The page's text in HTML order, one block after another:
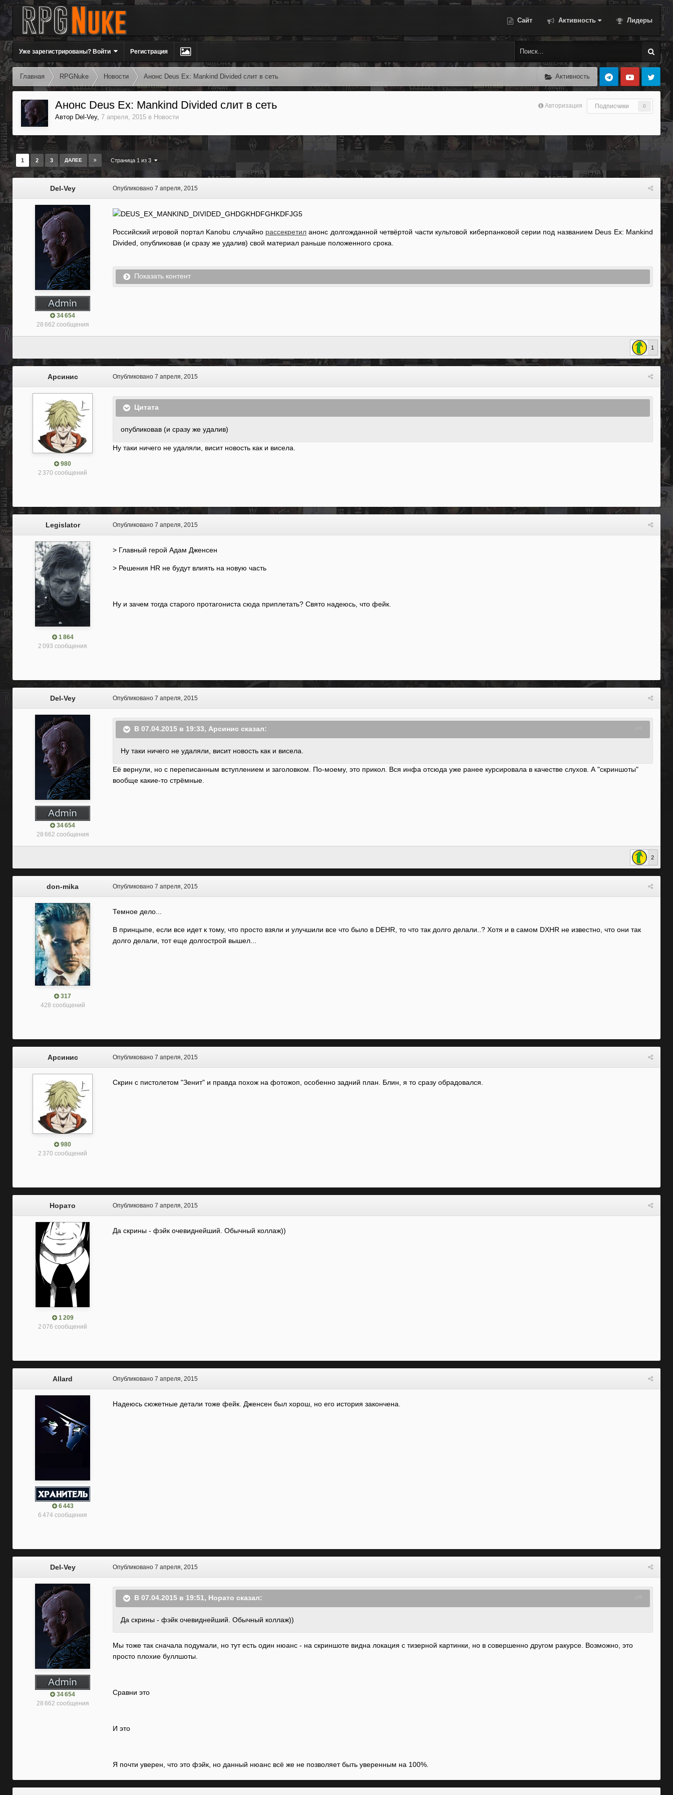
Сайт Активность Лидеры
Уже зарегистрированы? Войти Регистрация
Активность
Главная RPGNuke Новости Анонс Deus Ex: Mankind Divided слит в сеть
Авторизация Подписчики 0
Анонс Deus Ex: Mankind Divided слит в сеть
Автор Del-Vey, 7 апреля, 2015 в Новости
1 2 3 ДАЛЕЕ Страница 1 из 3
Del-Vey
34 654
28 662 сообщения
Опубликовано 7 апреля, 2015
Российский игровой портал Kanobu случайно рассекретил анонс долгожданной четвёртой части культовой киберпанковой серии под названием Deus Ex: Mankind
Divided, опубликовав (и сразу же удалив) свой материал раньше положенного срока.
Показать контент
1
Арсинис
980
2 370 сообщений
Опубликовано 7 апреля, 2015
Цитата
опубликовав (и сразу же удалив)
Ну таки ничего не удаляли, висит новость как и висела.
Legislator
1 864
2 093 сообщения
Опубликовано 7 апреля, 2015
> Главный герой Адам Дженсен
> Решения HR не будут влиять на новую часть
Ну и зачем тогда старого протагониста сюда приплетать? Свято надеюсь, что фейк.
Del-Vey
34 654
28 662 сообщения
Опубликовано 7 апреля, 2015
В 07.04.2015 в 19:33, Арсинис сказал:
Ну таки ничего не удаляли, висит новость как и висела.
Её вернули, но с переписанным вступлением и заголовком. По-моему, это прикол. Вся инфа отсюда уже ранее курсировала в качестве слухов. А "скриншоты"
вообще какие-то стрёмные.
2
don-mika
317
428 сообщений
Опубликовано 7 апреля, 2015
Темное дело...
В принцыпе, если все идет к тому, что просто взяли и улучшили все что было в DEHR, то что так долго делали..? Хотя и в самом DXHR не известно, что они так
долго делали, тот еще долгострой вышел...
Арсинис
980
2 370 сообщений
Опубликовано 7 апреля, 2015
Скрин с пистолетом "Зенит" и правда похож на фотожоп, особенно задний план. Блин, я то сразу обрадовался.
Норато
1 209
2 076 сообщений
Опубликовано 7 апреля, 2015
Да скрины - фэйк очевиднейший. Обычный коллаж))
Allard
6 443
6 474 сообщения
Опубликовано 7 апреля, 2015
Надеюсь сюжетные детали тоже фейк. Дженсен был хорош, но его история закончена.
Del-Vey
34 654
28 662 сообщения
Опубликовано 7 апреля, 2015
В 07.04.2015 в 19:51, Норато сказал:
Да скрины - фэйк очевиднейший. Обычный коллаж))
Мы тоже так сначала подумали, но тут есть один нюанс - на скриншоте видна локация с тизерной картинки, но в совершенно другом ракурсе. Возможно, это
просто плохие буллшоты.
Сравни это
И это
Я почти уверен, что это фэйк, но данный нюанс всё же не позволяет быть уверенным на 100%.